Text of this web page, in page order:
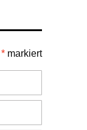
* markiert